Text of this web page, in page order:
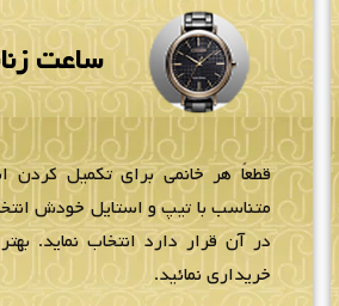
ساعت
قطعاً هر خانمی برای تکمیل کردن
متناسب با تیپ و استایل خودش
در آن قرار دارد انتخاب نماید.
خریداری نمائید.